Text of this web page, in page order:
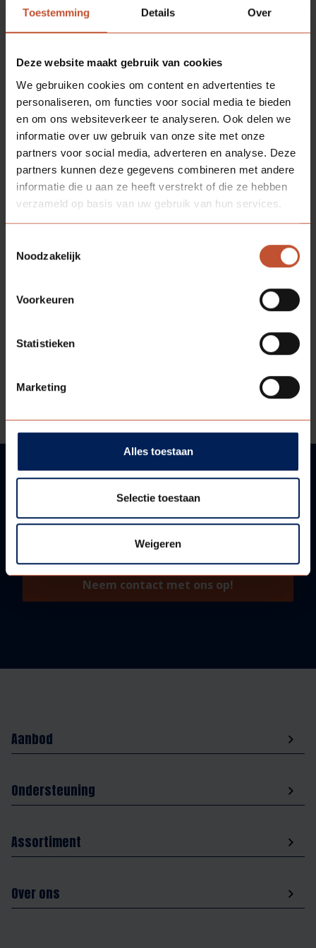
Toestemming Details Over
Deze website maakt gebruik van cookies
We gebruiken cookies om content en advertenties te
personaliseren, om functies voor social media te bieden
en om ons websiteverkeer te analyseren. Ook delen we
informatie over uw gebruik van onze site met onze
partners voor social media, adverteren en analyse. Deze
partners kunnen deze gegevens combineren met andere
informatie die u aan ze heeft verstrekt of die ze hebben
verzameld op basis van uw gebruik van hun services.
Noodzakelijk
Voorkeuren
Statistieken
Marketing
Alles toestaan
Selectie toestaan
Weigeren
VRAGEN?
WIJ HELPEN U GRAAG!
Neem contact met ons op!
Aanbod
Ondersteuning
Assortiment
Over ons